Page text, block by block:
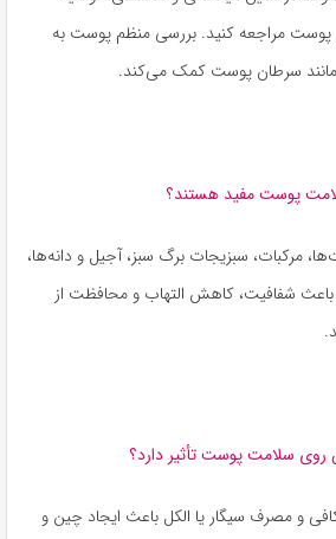
مراجعه کنید. بررسی منظم پوست به
سرطان پوست کمک می‌کند.
مرکبات، سبزیجات برگ سبز، آجیل و دانه‌ها،
شفافیت، کاهش التهاب و محافظت از
و مصرف سیگار یا الکل باعث ایجاد چین و